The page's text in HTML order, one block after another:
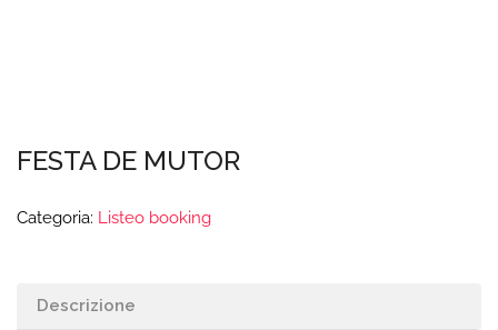
FESTA DE MUTOR
Categoria: Listeo booking
Descrizione